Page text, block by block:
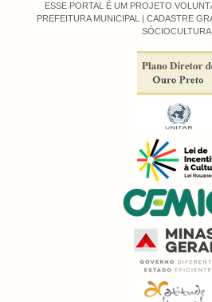
ESSE PORTAL É UM PROJETO
PREFEITURA MUNICIPAL | CADASTRE
SÓCIOCULTURAL